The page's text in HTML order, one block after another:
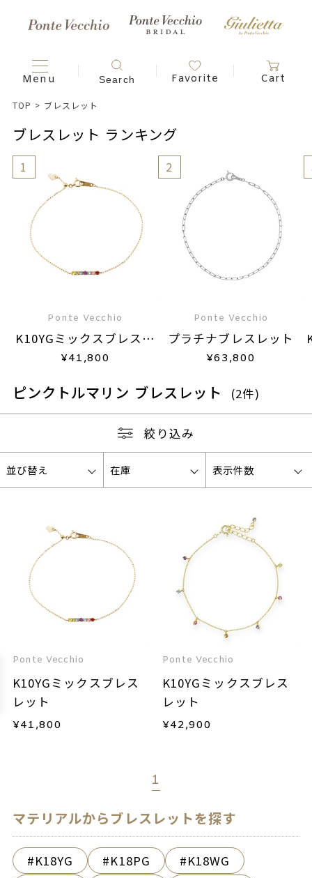
TOP > ブレスレット
ブレスレット ランキング
1
Ponte Vecchio
K10YGミックスブレスレ
ット
¥41,800
2
Ponte Vecchio
プラチナブレスレット
¥63,800
ピンクトルマリン ブレスレット (2件)
絞り込み
並び替え 在庫 表示件数
Ponte Vecchio
K10YGミックスブレス
レット
¥41,800
Ponte Vecchio
K10YGミックスブレス
レット
¥42,900
1
マテリアルからブレスレットを探す
K18YG K18PG
K18WG